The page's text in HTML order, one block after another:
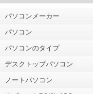
パソコンメーカー
パソコン
パソコンのタイプ
デスクトップパソコン
ノートパソコン